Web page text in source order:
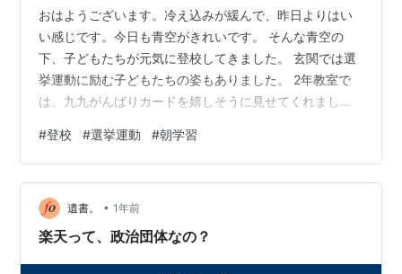
おはようございます。冷え込みが緩んで、昨日よりはい
い感じです。今日も青空がきれいです。 そんな青空の
下、子どもたちが元気に登校してきました。 玄関では選
挙運動に励む子どもたちの姿もありました。 2年教室で
は、九九がんばりカードを嬉しそうに見せてくれまし
今日もいいスタートを切っているようです。一日（半日
か）頑張りましょう。
#登校 #選挙運動 #朝学習
遺書。 • 1年前
楽天って、政治団体なの？